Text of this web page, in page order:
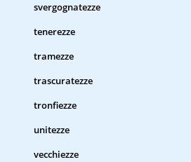
svergognatezze
tenerezze
tramezze
trascuratezze
tronfiezze
unitezze
vecchiezze